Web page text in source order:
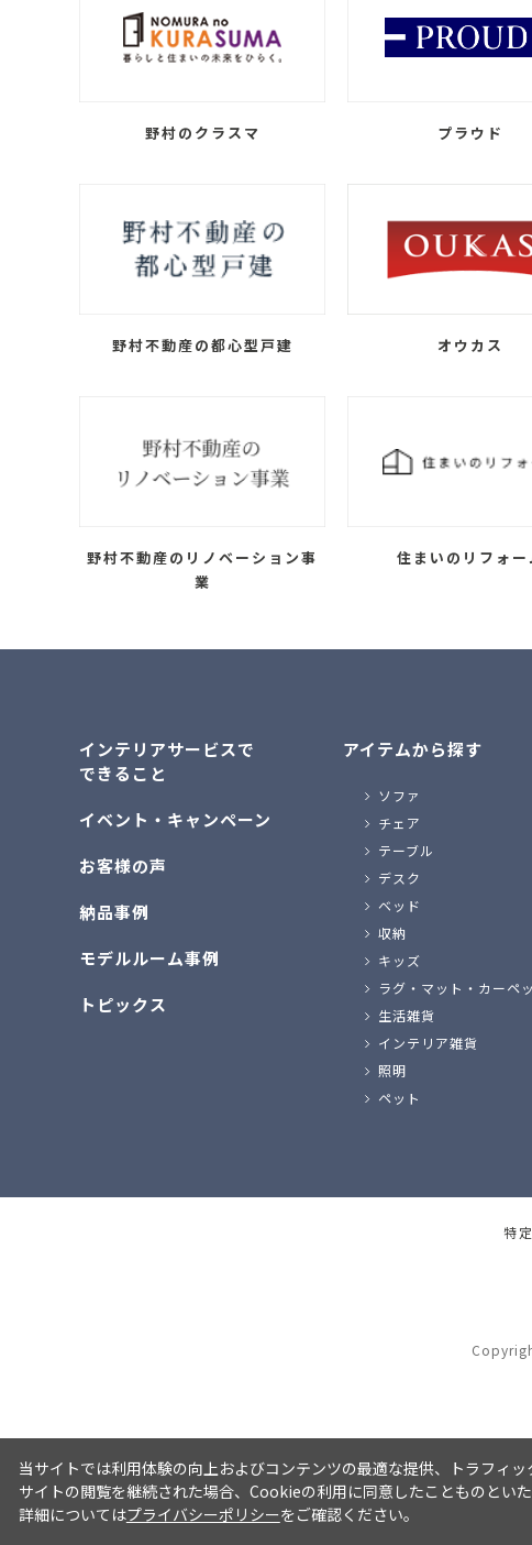
野村のクラスマ プラウド
野村不動産の都心型戸建 オウカス
野村不動産のリノベーション事
業
住まいのリフォー
インテリアサービスで
できること
イベント・キャンペーン
お客様の声
納品事例
モデルルーム事例
トピックス
アイテムから探す
ソファ
チェア
テーブル
デスク
ベッド
収納
キッズ
ラグ・マット・カーペ
生活雑貨
インテリア雑貨
照明
ペット
特
当サイトでは利用体験の向上およびコンテンツの最適な提供、トラフィ
サイトの閲覧を継続された場合、Cookieの利用に同意したことものといた
詳細についてはプライバシーポリシーをご確認ください。